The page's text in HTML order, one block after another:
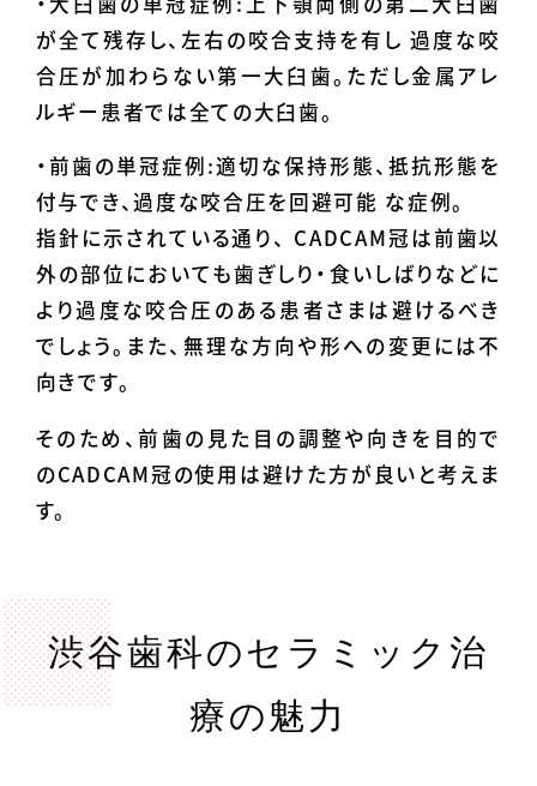
が全て残存し、左右の咬合支持を有し 過度な咬
合圧が加わらない第一大臼歯。ただし金属アレ
ルギー患者では全ての大臼歯。
・前歯の単冠症例:適切な保持形態、抵抗形態を
付与でき、過度な咬合圧を回避可能 な症例。
指針に示されている通り、 CADCAM冠は前歯以
外の部位においても歯ぎしり・食いしばりなどに
より過度な咬合圧のある患者さまは避けるべき
でしょう。また、無理な方向や形への変更には不
向きです。
そのため、前歯の見た目の調整や向きを目的で
のCADCAM冠の使用は避けた方が良いと考えま
す。
渋谷歯科のセラミック治
療の魅力